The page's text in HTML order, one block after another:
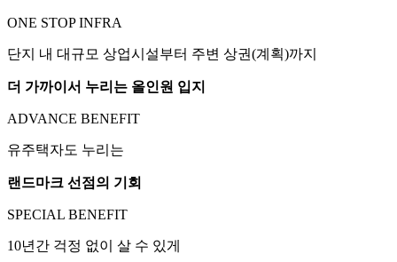
ONE STOP INFRA
단지 내 대규모 상업시설부터 주변 상권(계획)까지
더 가까이서 누리는 올인원 입지
ADVANCE BENEFIT
유주택자도 누리는
랜드마크 선점의 기회
SPECIAL BENEFIT
10년간 걱정 없이 살 수 있게